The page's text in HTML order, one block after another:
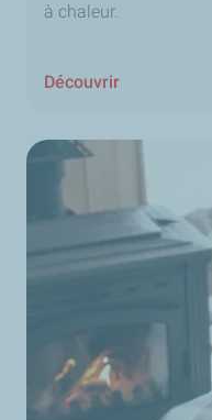
à chaleur.
Découvrir